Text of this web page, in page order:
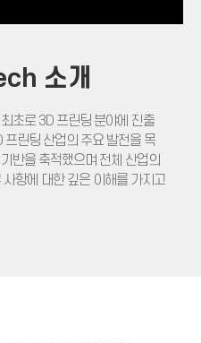
소개
초로 3D 프린팅 분야에 진출
린팅 산업의 주요 발전을 목
반을 축적했으며 전체 산업의
항에 대한 깊은 이해를 가지고